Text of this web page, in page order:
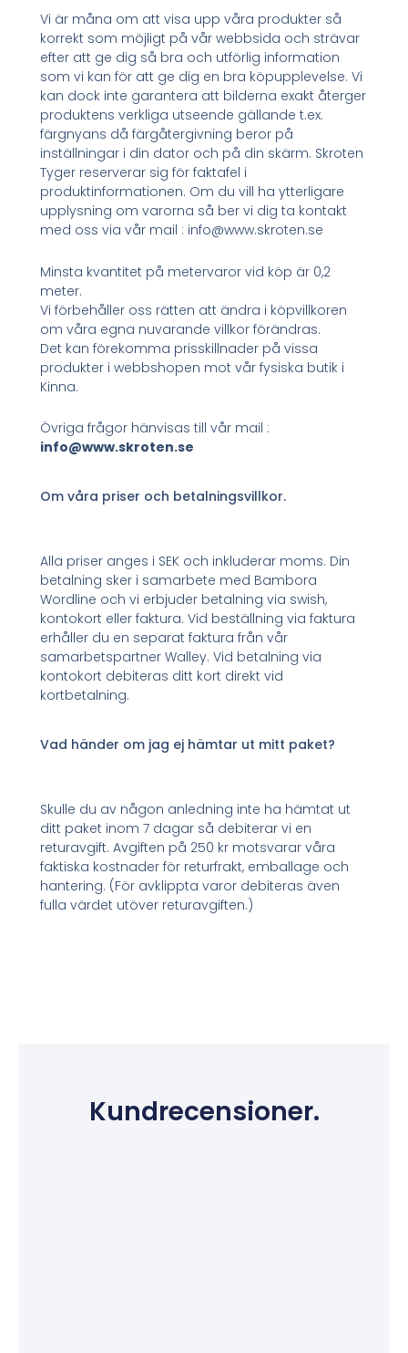
Vi är måna om att visa upp våra produkter så
korrekt som möjligt på vår webbsida och strävar
efter att ge dig så bra och utförlig information
som vi kan för att ge dig en bra köpupplevelse. Vi
kan dock inte garantera att bilderna exakt återger
produktens verkliga utseende gällande t.ex.
färgnyans då färgåtergivning beror på
inställningar i din dator och på din skärm. Skroten
Tyger reserverar sig för faktafel i
produktinformationen. Om du vill ha ytterligare
upplysning om varorna så ber vi dig ta kontakt
med oss via vår mail : info@www.skroten.se
Minsta kvantitet på metervaror vid köp är 0,2
meter.
Vi förbehåller oss rätten att ändra i köpvillkoren
om våra egna nuvarande villkor förändras.
Det kan förekomma prisskillnader på vissa
produkter i webbshopen mot vår fysiska butik i
Kinna.
Övriga frågor hänvisas till vår mail :
info@www.skroten.se
Om våra priser och betalningsvillkor.
Alla priser anges i SEK och inkluderar moms. Din
betalning sker i samarbete med Bambora
Wordline och vi erbjuder betalning via swish,
kontokort eller faktura. Vid beställning via faktura
erhåller du en separat faktura från vår
samarbetspartner Walley. Vid betalning via
kontokort debiteras ditt kort direkt vid
kortbetalning.
Vad händer om jag ej hämtar ut mitt paket?
Skulle du av någon anledning inte ha hämtat ut
ditt paket inom 7 dagar så debiterar vi en
returavgift. Avgiften på 250 kr motsvarar våra
faktiska kostnader för returfrakt, emballage och
hantering. (För avklippta varor debiteras även
fulla värdet utöver returavgiften.)
Kundrecensioner.